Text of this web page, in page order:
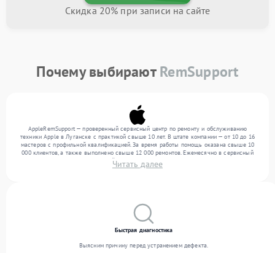
Скидка 20% при записи на сайте
Почему выбираютRemSupport
AppleRemSupport — проверенный сервисный центр по ремонту и обслуживанию
техники Apple в Луганске с практикой свыше 10 лет. В штате компании — от 10 до 16
мастеров с профильной квалификацией. За время работы помощь оказана свыше 10
000 клиентов, а также выполнено свыше 12 000 ремонтов. Ежемесячно в сервисный
центр поступает более 300 устройств, включая , , . Мы работаем с широким спектром
неисправностей и обеспечиваем надежный результат благодаря опыту команды.
Читать далее
Быстрая диагностика
Выясним причину перед устранением дефекта.